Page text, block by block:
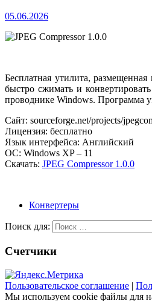
05.06.2026
Бесплатная утилита,
быстро сжимать и
проводнике Windows. Программа
Сайт: sourceforge.net/projects/
Лицензия: бесплатно
Язык интерфейса: Английский
ОС: Windows XP – 11
Скачать: JPEG Compressor 1.0.0
Конвертеры
Поиск для:
Счетчики
Пользовательское соглашение |
Мы используем cookie файлы для